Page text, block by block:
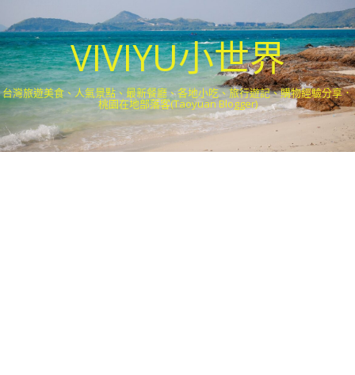
VIVIYU小世界
台灣旅遊美食、人氣景點、最新餐廳、各地小吃、旅行遊記、購物經驗分享．
桃園在地部落客(Taoyuan Blogger)